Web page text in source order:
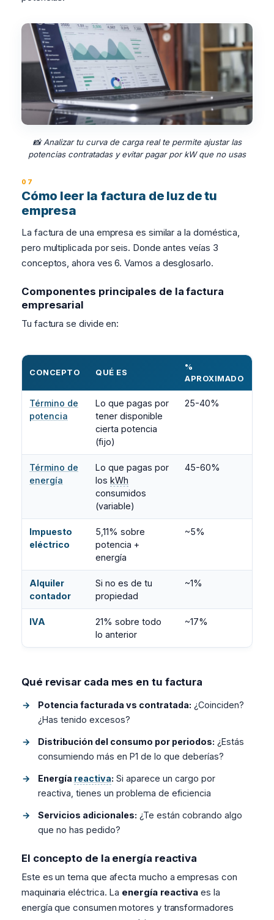
📸 Analizar tu curva de carga real te permite ajustar las
potencias contratadas y evitar pagar por kW que no usas
Cómo leer la factura de luz de tu
empresa
La factura de una empresa es similar a la doméstica,
pero multiplicada por seis. Donde antes veías 3
conceptos, ahora ves 6. Vamos a desglosarlo.
Componentes principales de la factura
empresarial
Tu factura se divide en:
CONCEPTO QUÉ ES
%
APROXIMADO
Término de
potencia
Lo que pagas por
tener disponible
cierta potencia
(fijo)
25-40%
Término de
energía
Lo que pagas por
los kWh
consumidos
(variable)
45-60%
Impuesto
eléctrico
5,11% sobre
potencia +
energía
~5%
Alquiler
contador
Si no es de tu
propiedad
~1%
IVA
21% sobre todo
lo anterior
~17%
Qué revisar cada mes en tu factura
Potencia facturada vs contratada: ¿Coinciden?
¿Has tenido excesos?
Distribución del consumo por periodos: ¿Estás
consumiendo más en P1 de lo que deberías?
Energía reactiva: Si aparece un cargo por
reactiva, tienes un problema de eficiencia
Servicios adicionales: ¿Te están cobrando algo
que no has pedido?
El concepto de la energía reactiva
Este es un tema que afecta mucho a empresas con
maquinaria eléctrica. La energía reactivaes la
energía que consumen motores y transformadores